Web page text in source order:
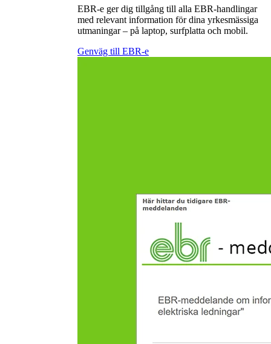
EBR-e ger dig tillgång till alla EBR-handlingar
med relevant information för dina yrkesmässiga
utmaningar – på laptop, surfplatta och mobil.
Genväg till EBR-e